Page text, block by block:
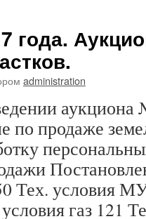
года.
administration
аукциона
по продаже
Тех. условия
газ 121